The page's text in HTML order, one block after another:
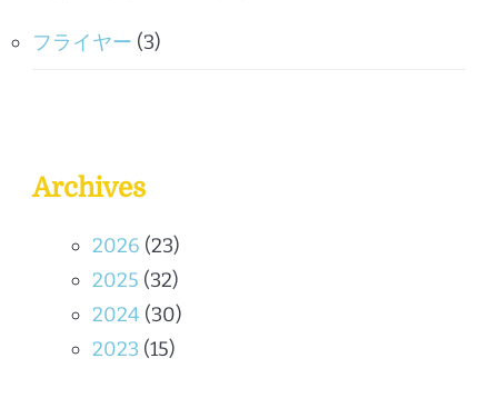
フライヤー (3)
Archives
2026 (23)
2025 (32)
2024 (30)
2023 (15)